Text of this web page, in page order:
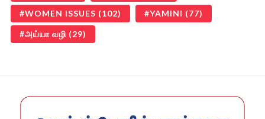
WOMEN ISSUES (102) YAMINI (77)
அய்யா வழி (29)